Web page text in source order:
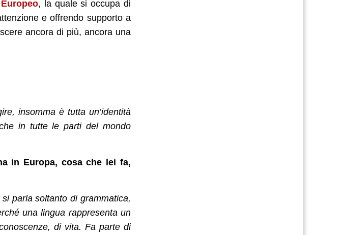
, la quale si occupa di
e offrendo supporto a
ancora di più, ancora una
insomma è tutta un’identità
in tutte le parti del mondo
in Europa, cosa che lei fa,
parla soltanto di grammatica,
una lingua rappresenta un
di vita. Fa parte di